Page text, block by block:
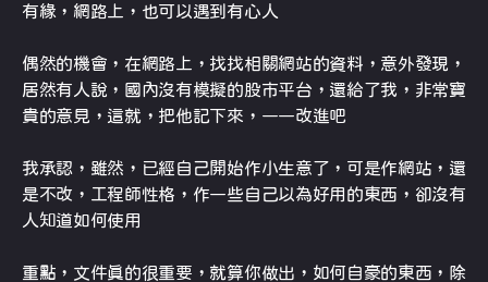
有緣，網路上，也可以遇到有心人
偶然的機會，在網路上，找找相關網站的資料，意外發現，
居然有人說，國內沒有模擬的股市平台，還給了我，非常寶
貴的意見，這就，把他記下來，一一改進吧
我承認，雖然，已經自己開始作小生意了，可是作網站，還
是不改，工程師性格，作一些自己以為好用的東西，卻沒有
人知道如何使用
重點，文件真的很重要，就算你做出，如何自豪的東西，除